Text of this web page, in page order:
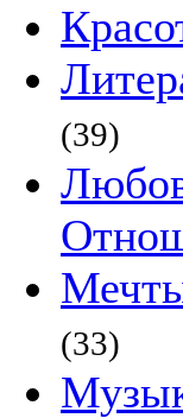
(39)
(33)